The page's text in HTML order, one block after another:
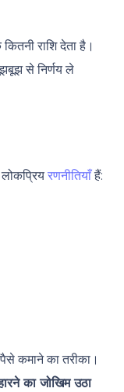
राशि देता है।
से निर्णय ले
रणनीतियाँहैं:
कमाने का तरीका।
का जोखिम उठा